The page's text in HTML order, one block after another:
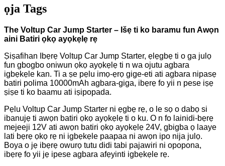
ọja Tags
The Voltup Car Jump Starter – Išẹ ti ko baramu fun Awọn
aini Batiri ọkọ ayọkẹlẹ rẹ
Ṣiṣafihan Ibẹrẹ Voltup Car Jump Starter, ẹlẹgbẹ ti o ga julọ
fun gbogbo oniwun ọkọ ayọkẹlẹ ti n wa ojutu agbara
igbẹkẹle kan. Ti a ṣe pẹlu imọ-ẹrọ gige-eti ati agbara nipasẹ
batiri polima 10000mAh agbara-giga, ibẹrẹ fo yii n pese iṣẹ
ṣiṣe ti ko baamu ati iṣipopada.
Pẹlu Voltup Car Jump Starter ni ẹgbẹ rẹ, o le sọ o dabọ si
ibanujẹ ti awọn batiri ọkọ ayọkẹlẹ ti o ku. O n fo lainidi-bẹrẹ
mejeeji 12V ati awọn batiri ọkọ ayọkẹlẹ 24V, gbigba ọ laaye
lati bẹrẹ ọkọ rẹ ni igbẹkẹle paapaa ni awọn ipo nija julọ.
Boya o jẹ ibẹrẹ owurọ tutu didi tabi pajawiri ni opopona,
ibẹrẹ fo yii jẹ ipese agbara afẹyinti igbẹkẹle rẹ.